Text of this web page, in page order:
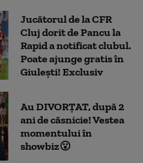
Jucătorul de la CFR
Cluj dorit de Pancu la
Rapid a notificat clubul.
Poate ajunge gratis în
Giulești! Exclusiv
Au DIVORȚAT, după 2
ani de căsnicie! Vestea
momentului în
showbiz😮